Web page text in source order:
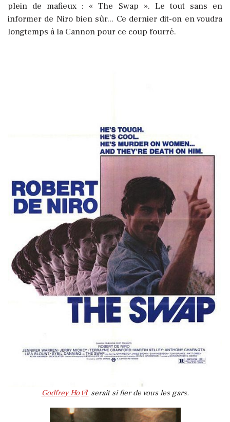
plein de mafieux : « The Swap ». Le tout sans en
informer de Niro bien sûr... Ce dernier dit-on en voudra
longtemps à la Cannon pour ce coup fourré.
Godfrey Ho serait si fier de vous les gars.